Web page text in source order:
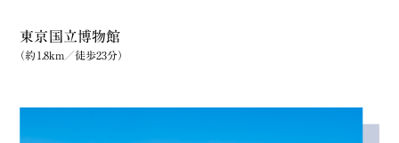
東京国立博物館
（約1.8km／徒歩23分）